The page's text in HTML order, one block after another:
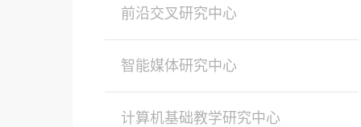
前沿交叉研究中心
智能媒体研究中心
计算机基础教学研究中心